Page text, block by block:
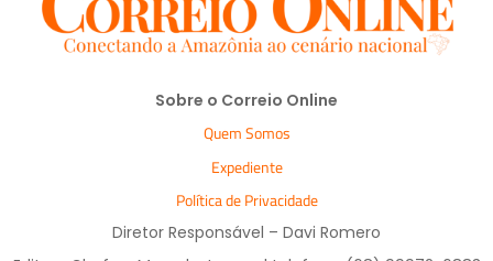
Sobre o Correio Online
Quem Somos
Expediente
Política de Privacidade
Diretor Responsável – Davi Romero